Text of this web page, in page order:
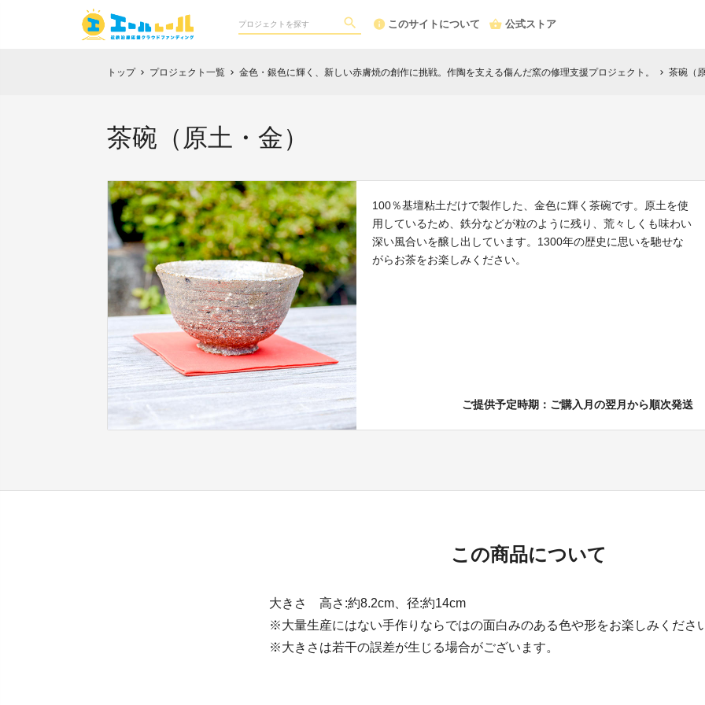
このサイトについて 公式ストア
トップ chevron_right プロジェクト一覧 chevron_right 金色・銀色に輝く、新しい赤膚焼の創作に挑戦。作陶を支える傷んだ窯の修理支援プロジェクト。 chevron_right 茶碗（
茶碗（原土・金）
100％基壇粘土だけで製作した、金色に輝く茶碗です。原土を使
用しているため、鉄分などが粒のように残り、荒々しくも味わい
深い風合いを醸し出しています。1300年の歴史に思いを馳せな
がらお茶をお楽しみください。
ご提供予定時期：ご購入月の翌月から順次発送
この商品について
大きさ 高さ:約8.2cm、径:約14cm
※大量生産にはない手作りならではの面白みのある色や形をお楽しみくださ
※大きさは若干の誤差が生じる場合がございます。